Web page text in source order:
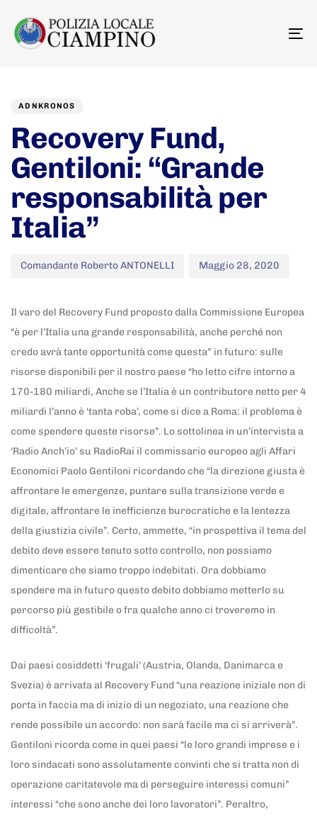
ADNKRONOS
Recovery Fund,
Gentiloni: “Grande
responsabilità per
Italia”
Comandante Roberto ANTONELLI Maggio 28, 2020
Il varo del Recovery Fund proposto dalla Commissione Europea
“è per l’Italia una grande responsabilità, anche perché non
credo avrà tante opportunità come questa” in futuro: sulle
risorse disponibili per il nostro paese “ho letto cifre intorno a
170-180 miliardi, Anche se l’Italia è un contributore netto per 4
miliardi l’anno è ‘tanta roba’, come si dice a Roma: il problema è
come spendere queste risorse”. Lo sottolinea in un’intervista a
‘Radio Anch’io’ su RadioRai il commissario europeo agli Affari
Economici Paolo Gentiloni ricordando che “la direzione giusta è
affrontare le emergenze, puntare sulla transizione verde e
digitale, affrontare le inefficienze burocratiche e la lentezza
della giustizia civile”. Certo, ammette, “in prospettiva il tema del
debito deve essere tenuto sotto controllo, non possiamo
dimenticare che siamo troppo indebitati. Ora dobbiamo
spendere ma in futuro questo debito dobbiamo metterlo su
percorso più gestibile o fra qualche anno ci troveremo in
difficoltà”.
Dai paesi cosiddetti ‘frugali’ (Austria, Olanda, Danimarca e
Svezia) è arrivata al Recovery Fund “una reazione iniziale non di
porta in faccia ma di inizio di un negoziato, una reazione che
rende possibile un accordo: non sarà facile ma ci si arriverà”.
Gentiloni ricorda come in quei paesi “le loro grandi imprese e i
loro sindacati sono assolutamente convinti che si tratta non di
operazione caritatevole ma di perseguire interessi comuni”
interessi “che sono anche dei loro lavoratori”. Peraltro,